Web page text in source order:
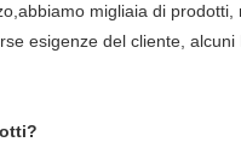
migliaia di
esigenze del cliente,